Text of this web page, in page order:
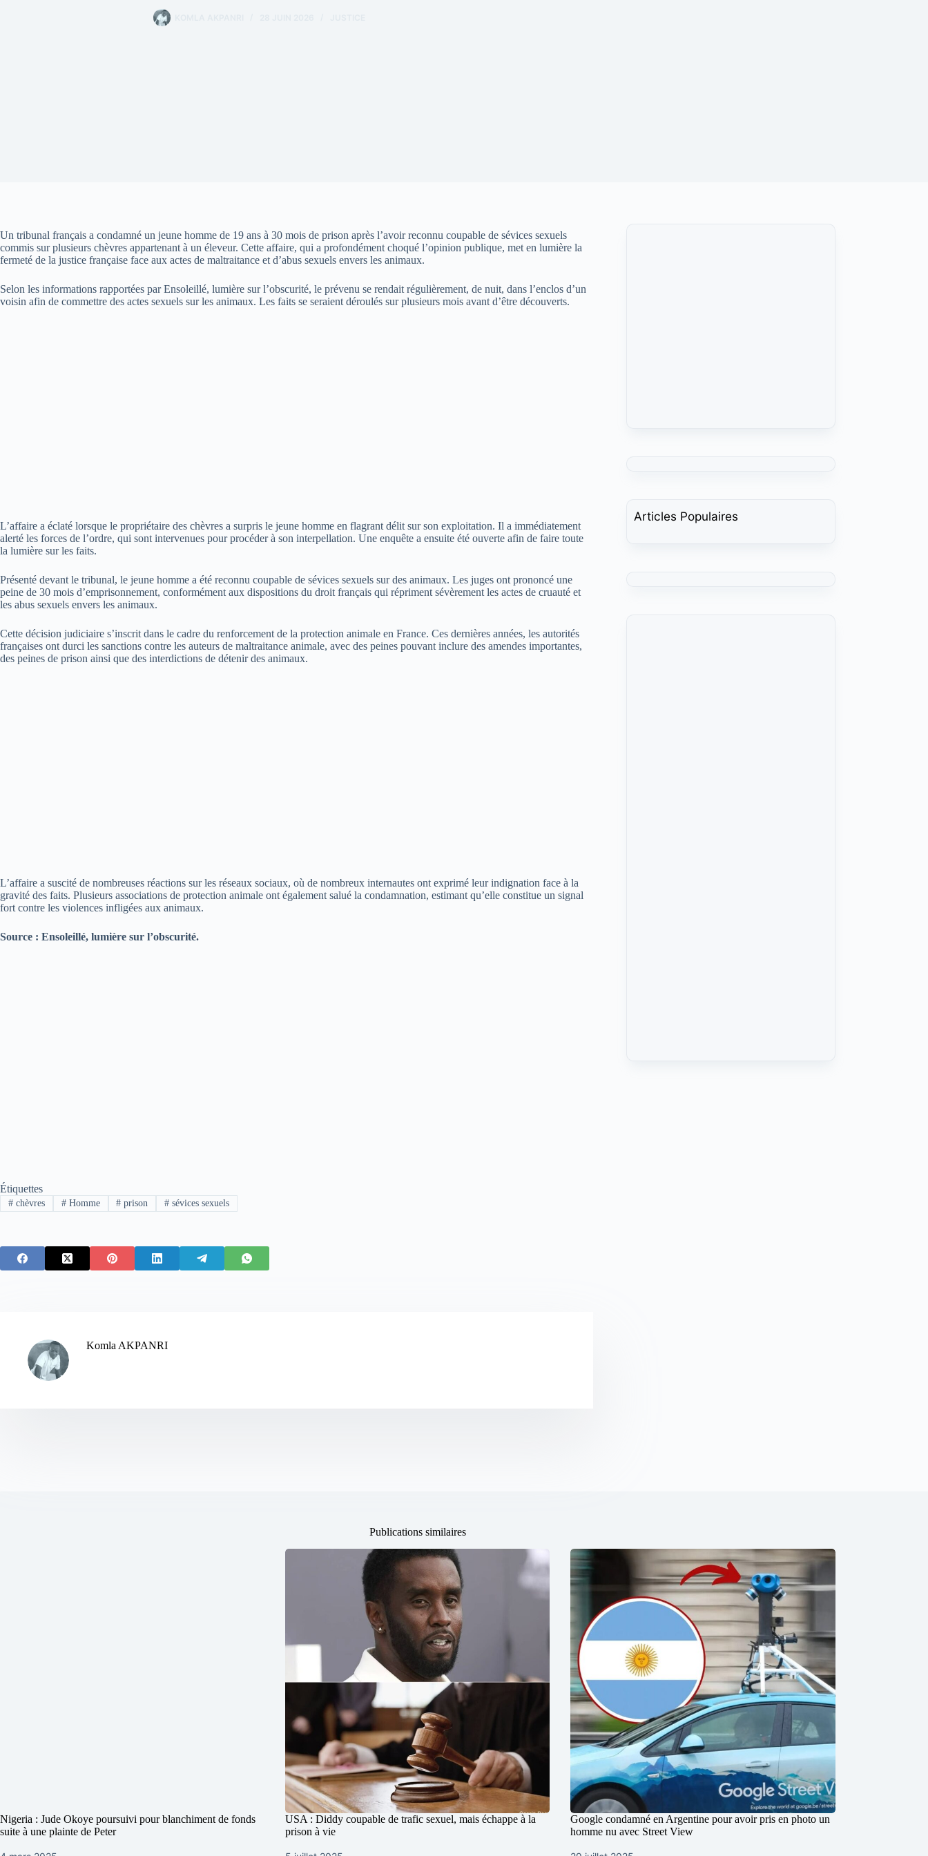
Un tribunal français a condamné un jeune homme de 19 ans à 30 mois de prison après l’avoir reconnu coupable de sévices sexuels
commis sur plusieurs chèvres appartenant à un éleveur. Cette affaire, qui a profondément choqué l’opinion publique, met en lumière la
fermeté de la justice française face aux actes de maltraitance et d’abus sexuels envers les animaux.
Selon les informations rapportées par Ensoleillé, lumière sur l’obscurité, le prévenu se rendait régulièrement, de nuit, dans l’enclos d’un
voisin afin de commettre des actes sexuels sur les animaux. Les faits se seraient déroulés sur plusieurs mois avant d’être découverts.
L’affaire a éclaté lorsque le propriétaire des chèvres a surpris le jeune homme en flagrant délit sur son exploitation. Il a immédiatement
alerté les forces de l’ordre, qui sont intervenues pour procéder à son interpellation. Une enquête a ensuite été ouverte afin de faire toute
la lumière sur les faits.
Présenté devant le tribunal, le jeune homme a été reconnu coupable de sévices sexuels sur des animaux. Les juges ont prononcé une
peine de 30 mois d’emprisonnement, conformément aux dispositions du droit français qui répriment sévèrement les actes de cruauté et
les abus sexuels envers les animaux.
Cette décision judiciaire s’inscrit dans le cadre du renforcement de la protection animale en France. Ces dernières années, les autorités
françaises ont durci les sanctions contre les auteurs de maltraitance animale, avec des peines pouvant inclure des amendes importantes,
des peines de prison ainsi que des interdictions de détenir des animaux.
L’affaire a suscité de nombreuses réactions sur les réseaux sociaux, où de nombreux internautes ont exprimé leur indignation face à la
gravité des faits. Plusieurs associations de protection animale ont également salué la condamnation, estimant qu’elle constitue un signal
fort contre les violences infligées aux animaux.
Source : Ensoleillé, lumière sur l’obscurité.
Étiquettes
#chèvres #Homme # prison # sévices sexuels
Komla AKPANRI
Articles Populaires
Publications similaires
Nigeria : Jude Okoye poursuivi pour blanchiment de fonds
suite à une plainte de Peter
USA : Diddy coupable de trafic sexuel, mais échappe à la
prison à vie
Google condamné en Argentine pour avoir pris en photo un
homme nu avec Street View